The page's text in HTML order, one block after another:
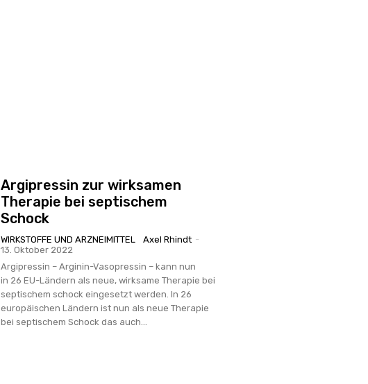
Argipressin zur wirksamen
Therapie bei septischem
Schock
WIRKSTOFFE UND ARZNEIMITTEL Axel Rhindt -
13. Oktober 2022
Argipressin – Arginin-Vasopressin – kann nun
in 26 EU-Ländern als neue, wirksame Therapie bei
septischem schock eingesetzt werden. In 26
europäischen Ländern ist nun als neue Therapie
bei septischem Schock das auch...